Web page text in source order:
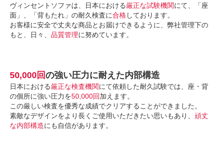
ヴィンセントソファは、日本における厳正な試験機関にて、「座
面」、「背もたれ」の耐久検査に合格しております。
お客様に安全で丈夫な商品とお届けできるように、弊社管理下の
もと、日々、 品質管理に努めています。
50,000回の強い圧力に耐えた内部構造
日本における厳正な検査機関にて依頼した耐久試験では、座・背
の個所に強い圧力を50,000回加えます。
この厳しい検査を優秀な成績でクリアすることができました。
素敵なデザインをより長くご使用いただきたい思いもあり、 頑丈
な内部構造にも自信があります。